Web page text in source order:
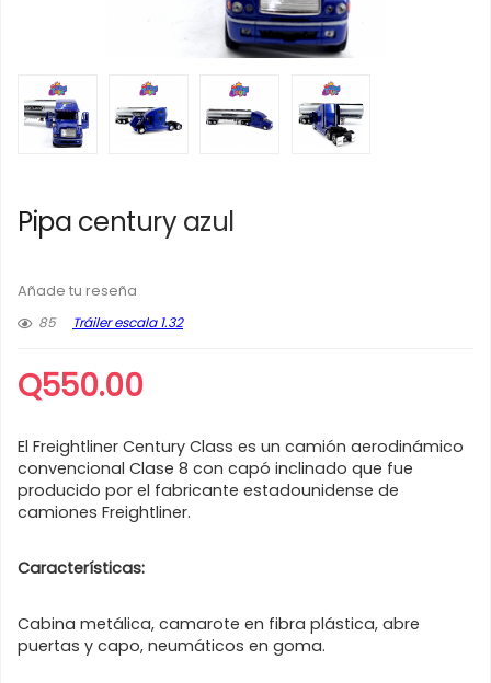
Pipa century azul
Añade tu reseña
85
Tráiler escala 1.32
Q550.00
El Freightliner Century Class es un camión aerodinámico
convencional Clase 8 con capó inclinado que fue
producido por el fabricante estadounidense de
camiones Freightliner.
Características:
Cabina metálica, camarote en fibra plástica, abre
puertas y capo, neumáticos en goma.